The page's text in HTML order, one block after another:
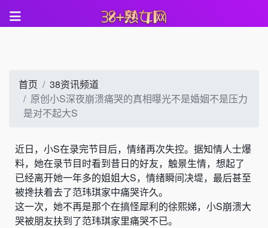
首页
38资讯频道
原创小S深夜崩溃痛哭的真相曝光不是婚姻不是压力
是对不起大S
近日，小S在录完节目后，情绪再次失控。据知情人士爆
料，她在录节目时看到昔日的好友，触景生情，想起了
已经离开她一年多的姐姐大S，情绪瞬间决堤，最后甚至
被搀扶着去了范玮琪家中痛哭许久。
这一次，她不再是那个在搞怪犀利的徐熙娣，小S崩溃大
哭被朋友扶到了范玮琪家里痛哭不已。